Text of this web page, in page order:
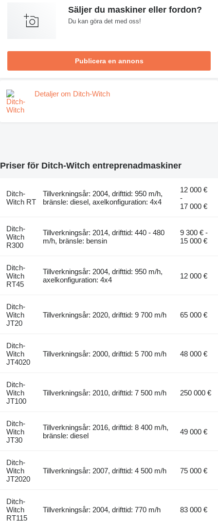
Säljer du maskiner eller fordon?
Du kan göra det med oss!
Publicera en annons
Detaljer om Ditch-Witch
Priser för Ditch-Witch entreprenadmaskiner
Ditch-
Witch RT
Tillverkningsår: 2004, drifttid: 950 m/h,
bränsle: diesel, axelkonfiguration: 4x4
12 000 €
-
17 000 €
Ditch-
Witch
R300
Tillverkningsår: 2014, drifttid: 440 - 480
m/h, bränsle: bensin
9 300 € -
15 000 €
Ditch-
Witch
RT45
Tillverkningsår: 2004, drifttid: 950 m/h,
axelkonfiguration: 4x4
12 000 €
Ditch-
Witch
JT20
Tillverkningsår: 2020, drifttid: 9 700 m/h 65 000 €
Ditch-
Witch
JT4020
Tillverkningsår: 2000, drifttid: 5 700 m/h 48 000 €
Ditch-
Witch
JT100
Tillverkningsår: 2010, drifttid: 7 500 m/h 250 000 €
Ditch-
Witch
JT30
Tillverkningsår: 2016, drifttid: 8 400 m/h,
bränsle: diesel
49 000 €
Ditch-
Witch
JT2020
Tillverkningsår: 2007, drifttid: 4 500 m/h 75 000 €
Ditch-
Witch
RT115
Tillverkningsår: 2004, drifttid: 770 m/h 83 000 €